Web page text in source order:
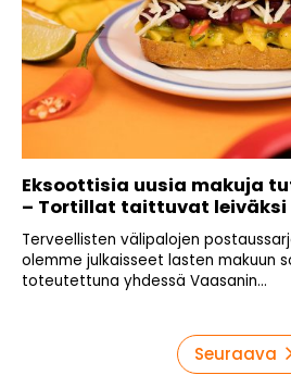
Eksoottisia uusia makuja
– Tortillat taittuvat leiväksi
Terveellisten välipalojen
olemme julkaisseet lasten makuun
toteutettuna yhdessä Vaasanin...
Seuraava